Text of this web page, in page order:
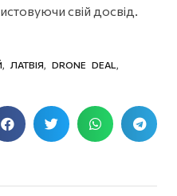
свій досвід.
ЛАТВІЯ DRONE DEAL